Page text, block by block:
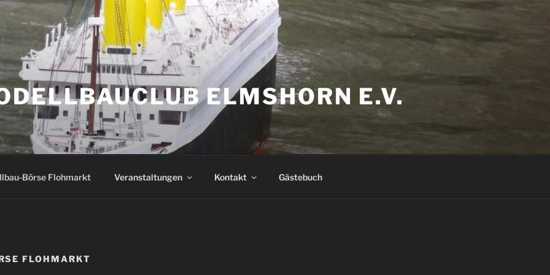
ELMSHORN E.V.
Börse Flohmarkt Veranstaltungen Kontakt Gästebuch
FLOHMARKT